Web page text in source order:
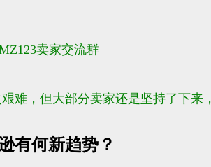
卖家交流群
难，但大部分卖家还是坚持了下
有何新趋势？